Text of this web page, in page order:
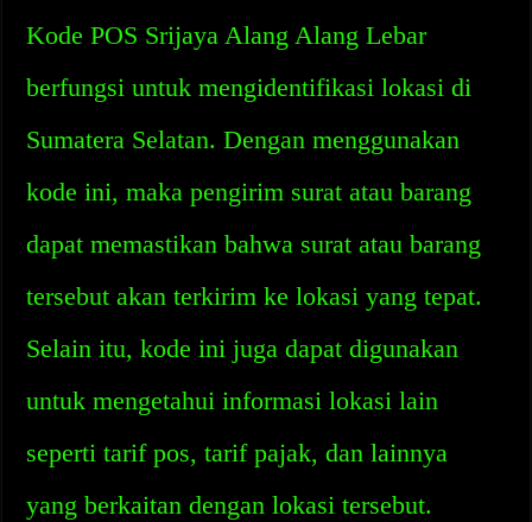
Kode POS Srijaya Alang Alang Lebar
berfungsi untuk mengidentifikasi lokasi di
Sumatera Selatan. Dengan menggunakan
kode ini, maka pengirim surat atau barang
dapat memastikan bahwa surat atau barang
tersebut akan terkirim ke lokasi yang tepat.
Selain itu, kode ini juga dapat digunakan
untuk mengetahui informasi lokasi lain
seperti tarif pos, tarif pajak, dan lainnya
yang berkaitan dengan lokasi tersebut.